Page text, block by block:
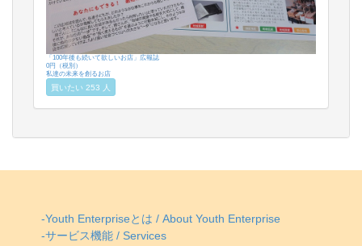
「100年後も続いて欲しいお店」広報誌
0円（税別）
私達の未来を創るお店
買いたい 253 人
-Youth Enterpriseとは / About Youth Enterprise
-サービス機能 / Services